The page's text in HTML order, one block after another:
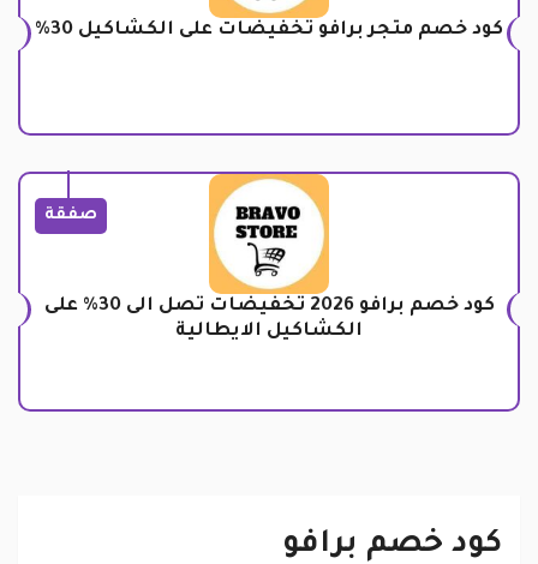
كود خصم متجر برافو تخفيضات على الكشاكيل 30%
صفقة
كود خصم برافو 2026 تخفيضات تصل الى 30% على
الكشاكيل الايطالية
كود خصم برافو